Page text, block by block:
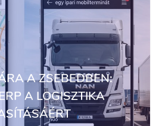
A ZSEBEDBEN:
A LOGISZTIKA